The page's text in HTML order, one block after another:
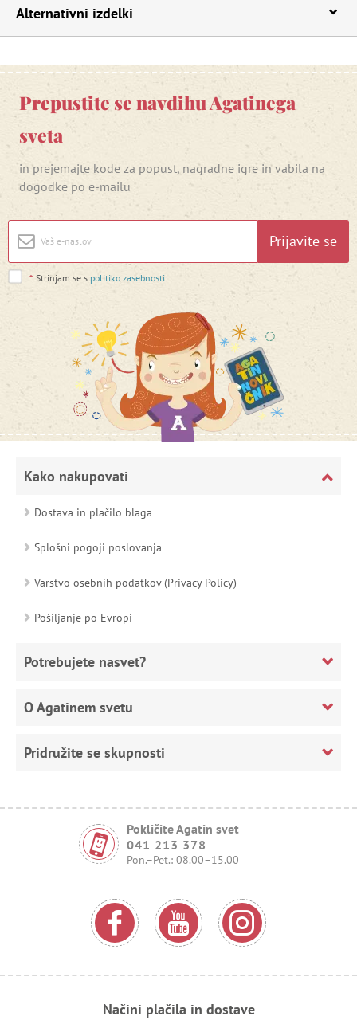
Alternativni izdelki
Prepustite se navdihu Agatinega
sveta
in prejemajte kode za popust, nagradne igre in vabila na
dogodke po e-mailu
Prijavite se
* Strinjam se s politiko zasebnosti
Kako nakupovati
Dostava in plačilo blaga
Splošni pogoji poslovanja
Varstvo osebnih podatkov (Privacy Policy)
Pošiljanje po Evropi
Potrebujete nasvet?
O Agatinem svetu
Pridružite se skupnosti
Pokličite Agatin svet
041 213 378
Pon.–Pet.: 08.00–15.00
Načini plačila in dostave